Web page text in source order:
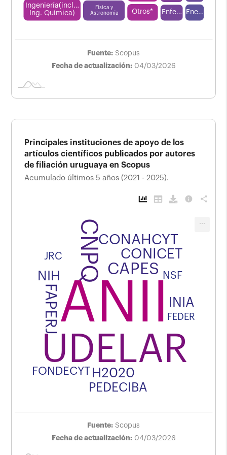
Ingeniería(incl…
Ing. Química)
Física y
Astronomía
Otros* Enfe… Ene…
Fuente: Scopus
Fecha de actualización: 04/03/2026
Principales instituciones de apoyo de los
artículos científicos publicados por autores
de filiación uruguaya en Scopus
Acumulado últimos 5 años (2021 - 2025).
info share
ANII
UDELAR
CNPQ CAPES
FAPERJ
CONAHCYT
CONICET
H2020
INIA
NIH
PEDECIBA
FONDECYT
NSF
JRC
FEDER
Principales instituciones
de apoyo de los artículos
científicos publicados por
autores de filiación
uruguaya en Scopus
Acumulado últimos 5 años (2021
- 2025).
Fuente: Scopus
Fecha de actualización: 04/03/2026
...